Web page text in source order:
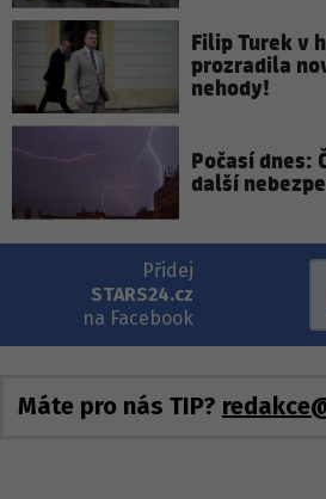
Filip Turek v
prozradila
nehody!
Počasí dnes:
další
Přidej
STARS24.cz
na Facebook
Máte pro nás TIP?